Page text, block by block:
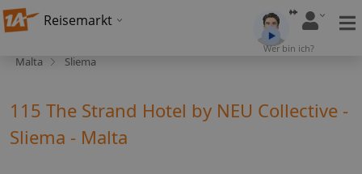
Reisemarkt
Wer bin ich?
Malta Sliema
115 The Strand Hotel by NEU Collective -
Sliema - Malta